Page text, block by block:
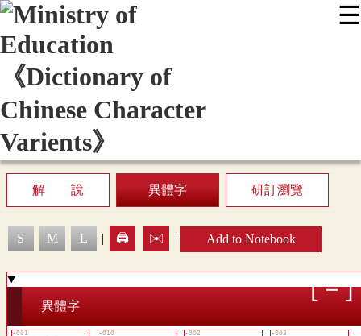
☰
Display Mode
Sitemap
解 說 異體字 研訂瀏覽
S M L | 🖨️ ✉️ | Add to Notebook
異體字